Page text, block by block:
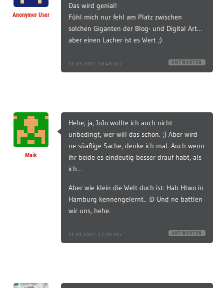
Anonymer User
Das wird genial!
Fühl mich nur fehl am Platz zwischen
solchen Giganten der Blog- und Digital Art…
aber einen Lacher ist es Wert ;)
31.03.2007, 16:48 Uhr ANTWORTEN
Maik
Hehe, ja, JoJo wollte ich auch nicht
unbedingt, wer will das schon. ;) Aber wird
ne süaßige Sache, denke ich mal. Auch wenn
ihr beide es eindeutig besser drauf habt, als
ich…
Aber wie klein die Welt doch ist: Hab Htwo in
Hamburg kennengelernt.. :D Und ne battlen
wir uns, hehe.
31.03.2007, 17:00 Uhr ANTWORTEN